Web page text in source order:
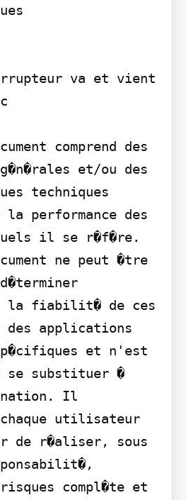
va et vient
comprend des
et/ou des
techniques
performance des
il se r�f�re.
ne peut �tre
la fiabilit� de ces
des applications
et n'est
se substituer �
Il
utilisateur
de r�aliser, sous
compl�te et